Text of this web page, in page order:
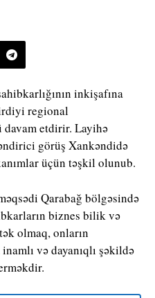
inkişafına
regional
davam etdirir. Layihə
görüş Xankəndidə
üçün təşkil olunub.
Qarabağ bölgəsində
biznes bilik və
olmaq, onların
və dayanıqlı şəkildə